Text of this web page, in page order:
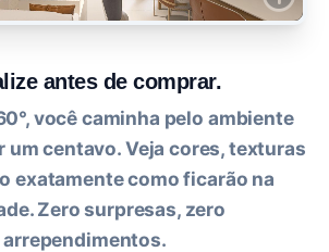
antes de comprar.
você caminha pelo ambiente
um centavo. Veja cores, texturas
exatamente como ficarão na
Zero surpresas, zero
arrependimentos.